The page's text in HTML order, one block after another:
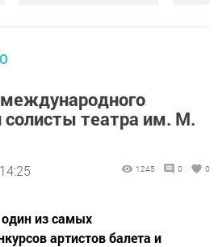
солисты театра им. М.
1245 0 0
из самых
артистов балета и